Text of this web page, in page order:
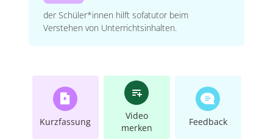
der Schüler*innen hilft sofatutor beim
Verstehen von Unterrichtsinhalten.
Kurzfassung
Video
merken
Feedback